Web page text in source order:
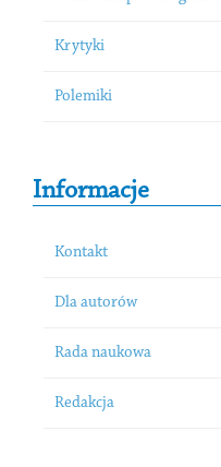
Krytyki
Polemiki
Informacje
Kontakt
Dla autorów
Rada naukowa
Redakcja